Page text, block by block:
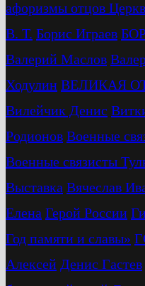
афоризмы отцов
В. Т. Бориc Играев
Валерий Маслов
Ходулин ВЕЛИКАЯ
Вилейчик Денис
Родионов Военные
Военные связисты
Выставка Вячеслав
Елена Герой России
Год памяти и славы»
Алексей Денис Гастев